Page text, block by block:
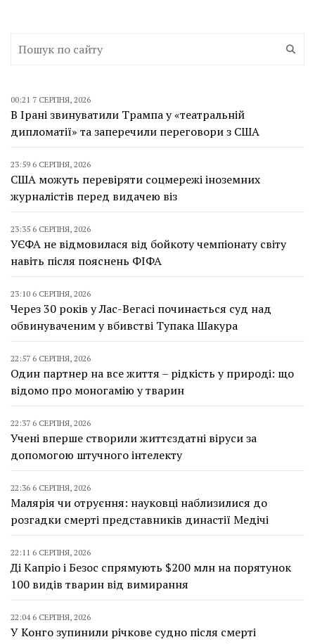
00:21 7 СЕРПНЯ, 2026
В Ірані звинуватили Трампа у «театральній
дипломатії» та заперечили переговори з США
23:59 6 СЕРПНЯ, 2026
США можуть перевіряти соцмережі іноземних
журналістів перед видачею віз
23:35 6 СЕРПНЯ, 2026
УЄФА не відмовилася від бойкоту чемпіонату світу
навіть після пояснень ФІФА
23:10 6 СЕРПНЯ, 2026
Через 30 років у Лас-Вегасі починається суд над
обвинуваченим у вбивстві Тупака Шакура
22:57 6 СЕРПНЯ, 2026
Один партнер на все життя – рідкість у природі: що
відомо про моногамію у тварин
22:37 6 СЕРПНЯ, 2026
Учені вперше створили життєздатні віруси за
допомогою штучного інтелекту
22:36 6 СЕРПНЯ, 2026
Малярія чи отруєння: науковці наблизилися до
розгадки смерті представників династії Медічі
22:11 6 СЕРПНЯ, 2026
Ді Капріо і Безос спрямують $200 млн на порятунок
100 видів тварин від вимирання
22:04 6 СЕРПНЯ, 2026
У Конго зупинили річкове судно після смерті